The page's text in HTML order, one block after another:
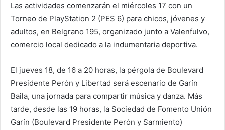
Las actividades comenzarán el miércoles 17 con un
Torneo de PlayStation 2 (PES 6) para chicos, jóvenes y
adultos, en Belgrano 195, organizado junto a Valenfulvo,
comercio local dedicado a la indumentaria deportiva.
El jueves 18, de 16 a 20 horas, la pérgola de Boulevard
Presidente Perón y Libertad será escenario de Garín
Baila, una jornada para compartir música y danza. Más
tarde, desde las 19 horas, la Sociedad de Fomento Unión
Garín (Boulevard Presidente Perón y Sarmiento)